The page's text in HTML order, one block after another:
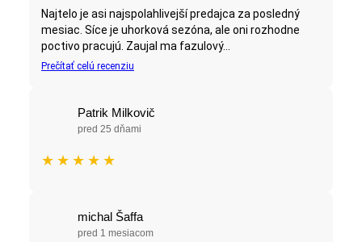
Najtelo je asi najspolahlivejší predajca za posledný
mesiac. Síce je uhorková sezóna, ale oni rozhodne
poctivo pracujú. Zaujal ma fazulový...
Prečítať celú recenziu
Patrik Milkovič
pred 25 dňami
★ ★ ★ ★ ★
michal Šaffa
pred 1 mesiacom